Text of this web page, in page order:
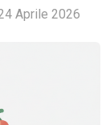
Aprile 2026